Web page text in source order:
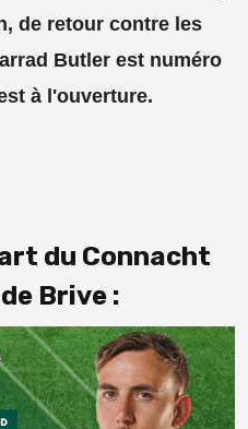
de retour contre les
Butler est numéro
à l'ouverture.
du Connacht
Brive :